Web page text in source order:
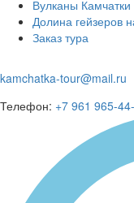
Вулканы Камчатки
Долина гейзеров
Заказ тура
kamchatka-tour@mail.ru
Телефон: +7 961 965-